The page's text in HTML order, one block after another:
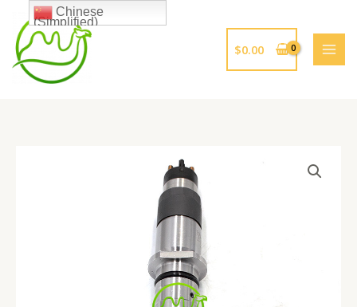
$0.00
Chinese
(Simplified)